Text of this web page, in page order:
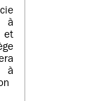
à
et
à